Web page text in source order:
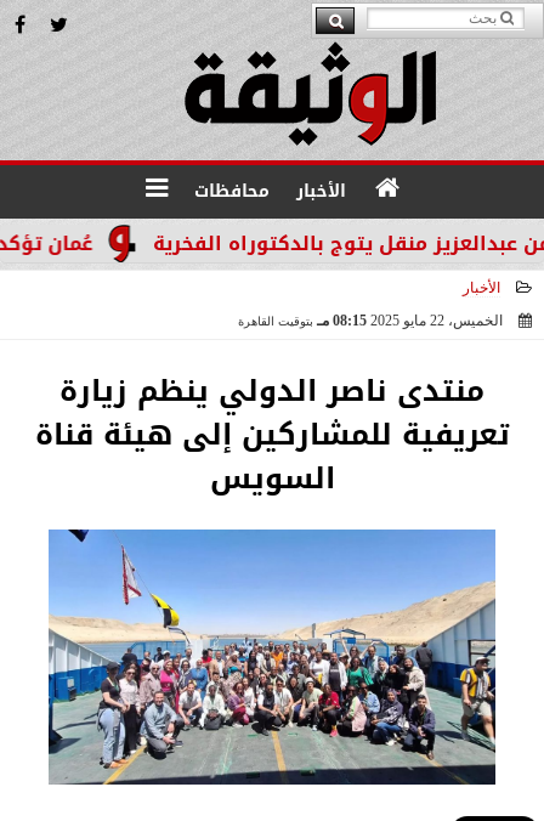
الأخبار محافظات
عُمان تؤكد منقل يتوج بالدكتوراه الفخرية
الأخبار
الخميس، 22 مايو 2025
08:15 مـ بتوقيت القاهرة
منتدى ناصر الدولي ينظم زيارة
تعريفية للمشاركين إلى هيئة قناة
السويس